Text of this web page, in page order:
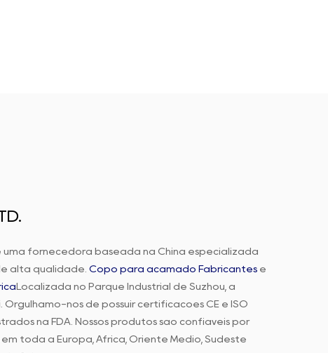
uma fornecedora baseada na China especializada
alta qualidade. Copo para acamado Fabricantese
Localizada no Parque Industrial de Suzhou, a
nos de possuir certificações CE e ISO
na FDA. Nossos produtos são confiáveis por
toda a Europa, África, Oriente Médio, Sudeste